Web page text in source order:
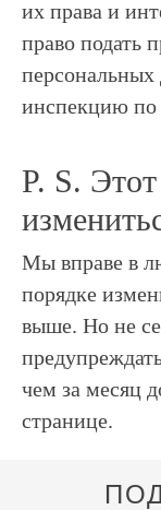
их права и
право подать
инспекцию по
P. S.
Мы вправе в
порядке
выше. Но не
чем за месяц
странице.